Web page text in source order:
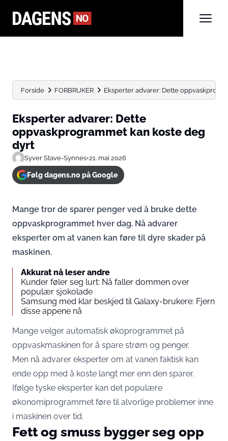
Forside FORBRUKER Eksperter advarer: Dette
Eksperter advarer: Dette
oppvaskprogrammet kan koste deg
dyrt
Syver Stave-Synnes•21. mai 2026
Følg dagens.no på Google
Mange tror de sparer penger ved å bruke dette
oppvaskprogrammet hver dag. Nå advarer
eksperter om at vanen kan føre til dyre skader på
maskinen.
Akkurat nå leser andre
Kunder føler seg lurt: Nå faller dommen over
populær sjokolade
Samsung med klar beskjed til Galaxy-brukere: Fjern
disse appene nå
Mange velger automatisk økoprogrammet på
oppvaskmaskinen for å spare strøm og penger.
Men nå advarer eksperter om at vanen faktisk kan
ende opp med å koste langt mer enn den sparer.
Ifølge tyske eksperter kan det populære
økonomiprogrammet føre til alvorlige problemer inne
i maskinen over tid.
Fett og smuss bygger seg opp